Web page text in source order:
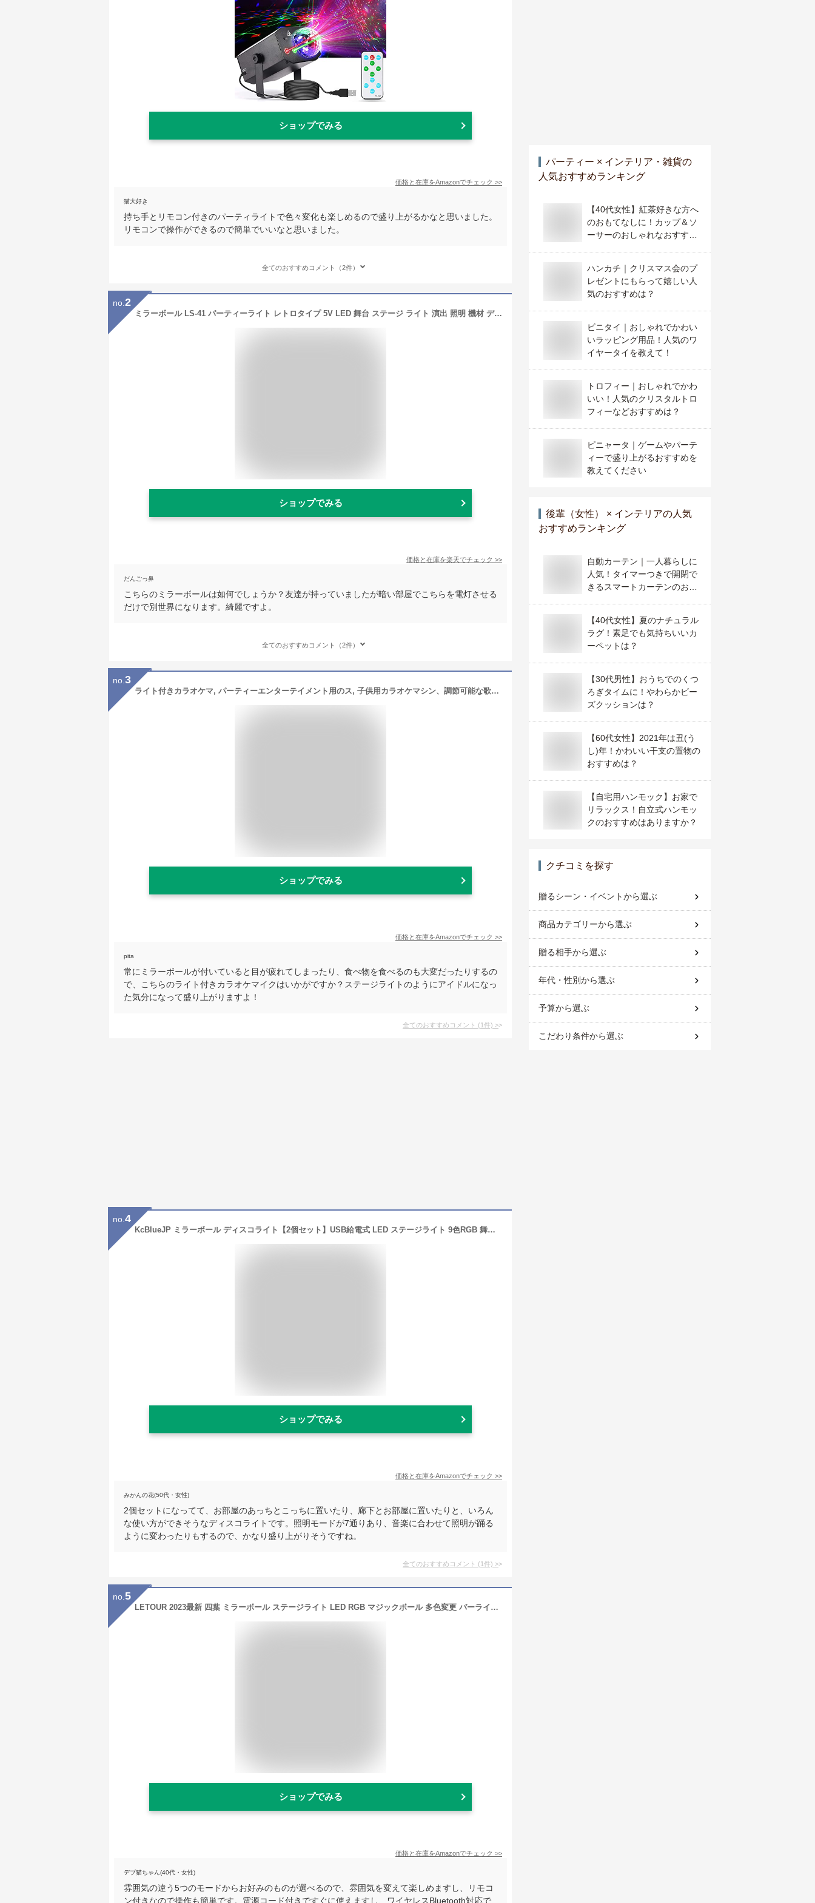
ショップでみる
価格と在庫をAmazonでチェック >>
猫大好き
持ち手とリモコン付きのパーティライトで色々変化も楽しめるので盛り上がるかなと思いました。
リモコンで操作ができるので簡単でいいなと思いました。
全てのおすすめコメント（2件）
no. 2
ミラーボール LS-41 パーティーライト レトロタイプ 5V LED 舞台 ステージ ライト 演出 照明 機材 ディスコ クラブ カラオケ パーティー
ショップでみる
価格と在庫を楽天でチェック >>
だんごっ鼻
こちらのミラーボールは如何でしょうか？友達が持っていましたが暗い部屋でこちらを電灯させる
だけで別世界になります。綺麗ですよ。
全てのおすすめコメント（2件）
no. 3
ライト付きカラオケマ, パーティーエンターテイメント用のス, 子供用カラオケマシン、調節可能な歌うおもちゃ、スタンド付き子供用マイク、パーティー娯楽ステージマイク、丈夫で耐久性のある子供用歌プレイセット、ライト付き、誕生日ホリデーギフト用
ショップでみる
価格と在庫をAmazonでチェック >>
pita
常にミラーボールが付いていると目が疲れてしまったり、食べ物を食べるのも大変だったりするの
で、こちらのライト付きカラオケマイクはいかがですか？ステージライトのようにアイドルになっ
た気分になって盛り上がりますよ！
全てのおすすめコメント (1件) >
no. 4
KcBlueJP ミラーボール ディスコライト【2個セット】USB給電式 LED ステージライト 9色RGB 舞台照明 音声起動 多機能 水晶回転式ボールライト パーティー 祝日 カラオケ クラブ 文化祭 誕生日 屋外
ショップでみる
価格と在庫をAmazonでチェック >>
みかんの花(50代・女性)
2個セットになってて、お部屋のあっちとこっちに置いたり、廊下とお部屋に置いたりと、いろん
な使い方ができそうなディスコライトです。照明モードが7通りあり、音楽に合わせて照明が踊る
ように変わったりもするので、かなり盛り上がりそうですね。
全てのおすすめコメント (1件) >
no. 5
LETOUR 2023最新 四葉 ミラーボール ステージライト LED RGB マジックボール 多色変更 バーライト 【ディスコライト+天井照明 2in1】 リモコン付き 音楽モード パーティー 祝日 KTV カラオケ クラブ 演出 ガーデン 誕生日 室内 屋外 雰囲気作り E26/E27口金対応 電源コード付き
ショップでみる
価格と在庫をAmazonでチェック >>
デブ猫ちゃん(40代・女性)
雰囲気の違う5つのモードからお好みのものが選べるので、雰囲気を変えて楽しめますし、リモコ
ン付きなので操作も簡単です。電源コード付きですぐに使えますし、ワイヤレスBluetooth対応で
パーティー × インテリア・雑貨の
人気おすすめランキング
【40代女性】紅茶好きな方へ
のおもてなしに！カップ＆ソ
ーサーのおしゃれなおすすめ
ハンカチ｜クリスマス会のプ
レゼントにもらって嬉しい人
気のおすすめは？
ビニタイ｜おしゃれでかわい
いラッピング用品！人気のワ
イヤータイを教えて！
トロフィー｜おしゃれでかわ
いい！人気のクリスタルトロ
フィーなどおすすめは？
ピニャータ｜ゲームやパーテ
ィーで盛り上がるおすすめを
教えてください
後輩（女性） × インテリアの人気
おすすめランキング
自動カーテン｜一人暮らしに
人気！タイマーつきで開閉で
きるスマートカーテンのおす
【40代女性】夏のナチュラル
ラグ！素足でも気持ちいいカ
ーペットは？
【30代男性】おうちでのくつ
ろぎタイムに！やわらかビー
ズクッションは？
【60代女性】2021年は丑(う
し)年！かわいい干支の置物の
おすすめは？
【自宅用ハンモック】お家で
リラックス！自立式ハンモッ
クのおすすめはありますか？
クチコミを探す
贈るシーン・イベントから選ぶ
商品カテゴリーから選ぶ
贈る相手から選ぶ
年代・性別から選ぶ
予算から選ぶ
こだわり条件から選ぶ